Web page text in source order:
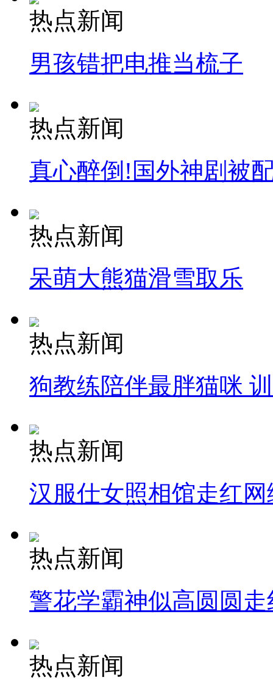
热点新闻
男孩错把电推当梳子
热点新闻
真心醉倒!国外神剧被
热点新闻
呆萌大熊猫滑雪取乐
热点新闻
狗教练陪伴最胖猫咪
热点新闻
汉服仕女照相馆走红网
热点新闻
警花学霸神似高圆圆走
热点新闻